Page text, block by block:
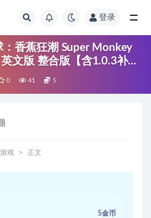
登录
：香蕉狂潮 Super Monkey
文版 整合版【含1.0.3补丁
0 41 5
戏 正文
5金币